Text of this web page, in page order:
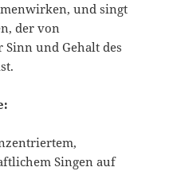
und singt
der von
und Gehalt des
Singen auf